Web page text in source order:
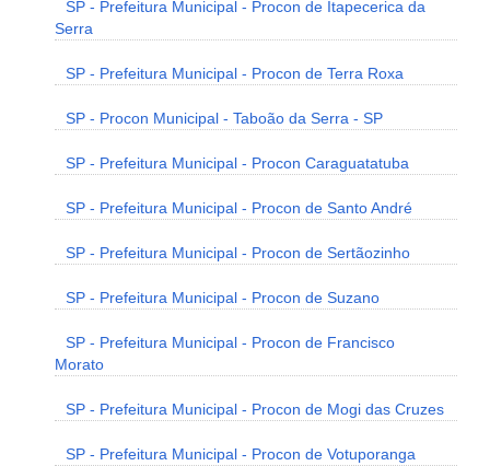
SP - Prefeitura Municipal - Procon de Itapecerica da
Serra
SP - Prefeitura Municipal - Procon de Terra Roxa
SP - Procon Municipal - Taboão da Serra - SP
SP - Prefeitura Municipal - Procon Caraguatatuba
SP - Prefeitura Municipal - Procon de Santo André
SP - Prefeitura Municipal - Procon de Sertãozinho
SP - Prefeitura Municipal - Procon de Suzano
SP - Prefeitura Municipal - Procon de Francisco
Morato
SP - Prefeitura Municipal - Procon de Mogi das Cruzes
SP - Prefeitura Municipal - Procon de Votuporanga